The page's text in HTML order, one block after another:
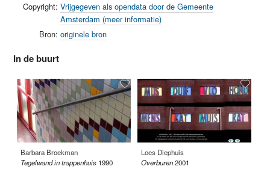
Copyright: Vrijgegeven als opendata door de Gemeente
Amsterdam (meer informatie)
Bron: originele bron
In de buurt
Barbara Broekman
Tegelwand in trappenhuis 1990
Loes Diephuis
Overburen2001